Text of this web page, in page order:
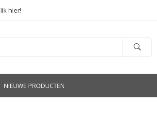
hier!
NIEUWE PRODUCTEN